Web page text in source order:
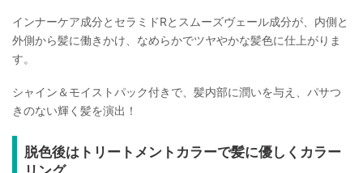
インナーケア成分とセラミドRとスムーズヴェール成分が、内側と
外側から髪に働きかけ、なめらかでツヤやかな髪色に仕上がりま
す。
シャイン＆モイストパック付きで、髪内部に潤いを与え、パサつ
きのない輝く髪を演出！
脱色後はトリートメントカラーで髪に優しくカラー